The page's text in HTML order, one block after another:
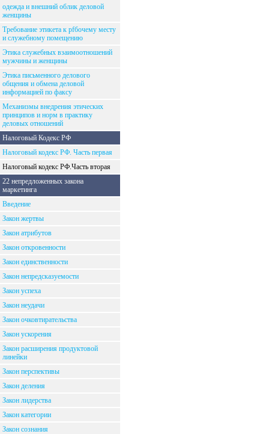
одежда и внешний облик деловой
женщины
Требование этикета к рfбочему месту
и служебному помещению
Этика служебных взаимоотношений
мужчины и женщины
Этика письменного делового
общения и обмена деловой
информацией по факсу
Механизмы внедрения этических
принципов и норм в практику
деловых отношений
Налоговый Кодекс РФ
Налоговый кодекс РФ. Часть первая
Налоговый кодекс РФ.Часть вторая
22 непредложенных закона
маркетинга
Введение
Закон жертвы
Закон атрибутов
Закон откровенности
Закон единственности
Закон непредсказуемости
Закон успеха
Закон неудачи
Закон очковтирательства
Закон ускорения
Закон расширения продуктовой
линейки
Закон перспективы
Закон деления
Закон лидерства
Закон категории
Закон сознания